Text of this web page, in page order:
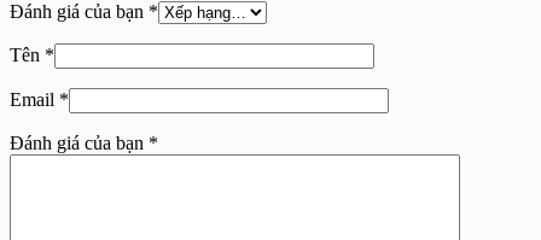
Đánh giá của bạn *
Tên *
Email *
Đánh giá của bạn *